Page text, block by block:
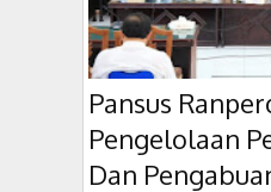
Pansus
Pengelolaan
Dan